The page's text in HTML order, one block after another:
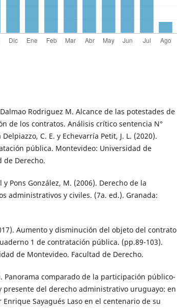
Rodriguez M. Alcance de las potestades de
de los contratos. Análisis crítico sentencia N°
C. E. y Echevarría Petit, J. L. (2020).
pública. Montevideo: Universidad de
de Derecho.
Pons González, M. (2006). Derecho de la
administrativos y civiles. (7a. ed.). Granada:
Aumento y disminución del objeto del contrato
1 de contratación pública. (pp.89-103).
de Montevideo. Facultad de Derecho.
Panorama comparado de la participación público-
presente del derecho administrativo uruguayo: en
Enrique Sayagués Laso en el centenario de su